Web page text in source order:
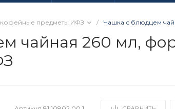
предметы ИФЗ / Чашка с блюдцем
чайная 260 мл,